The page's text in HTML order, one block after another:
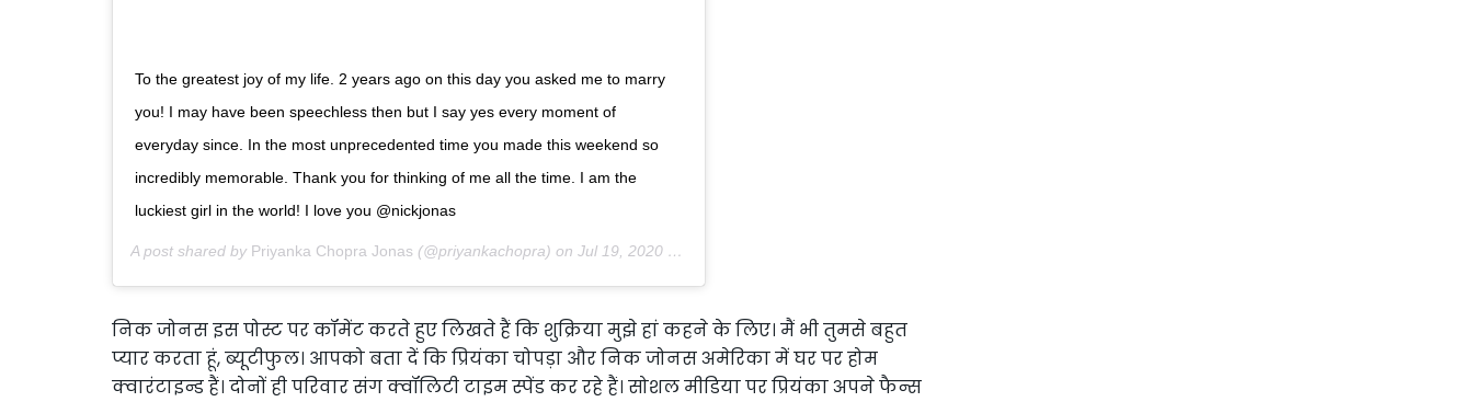
To the greatest joy of my life. 2 years ago on this day you asked me to marry
you! I may have been speechless then but I say yes every moment of
everyday since. In the most unprecedented time you made this weekend so
incredibly memorable. Thank you for thinking of me all the time. I am the
luckiest girl in the world! I love you @nickjonas
A post shared by Priyanka Chopra Jonas (@priyankachopra) on Jul 19, 2020 at 5:51pm PDT
निक जोनस इस पोस्ट पर कॉमेंट करते हुए लिखते हैं कि शुक्रिया मुझे हां कहने के लिए। मैं भी तुमसे बहुत
प्यार करता हूं, ब्यूटीफुल। आपको बता दें कि प्रियंका चोपड़ा और निक जोनस अमेरिका में घर पर होम
क्वारंटाइन्ड हैं। दोनों ही परिवार संग क्वॉलिटी टाइम स्पेंड कर रहे हैं। सोशल मीडिया पर प्रियंका अपने फैन्स